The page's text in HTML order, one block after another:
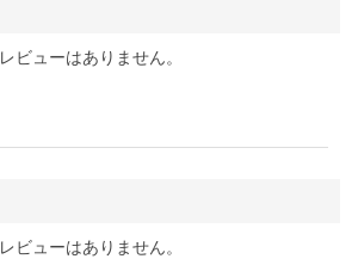
レビューはありません。
レビューはありません。